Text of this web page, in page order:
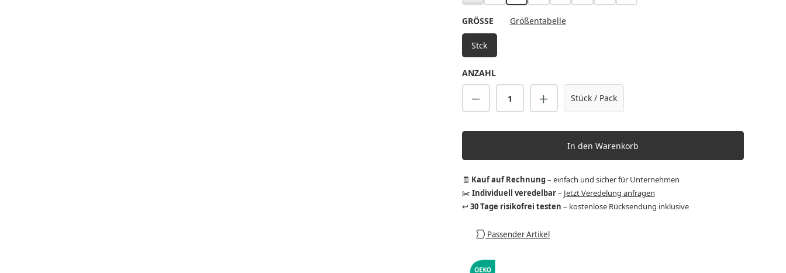
GRÖSSE AUSWÄHLEN
Größentabelle
Stck
ANZAHL
Produkt Anzahl: Gib den gewünschten Wert
Stück / Pack
In den Warenkorb
🧾 Kauf auf Rechnung– einfach und sicher für Unternehmen
✂️ Individuell veredelbar– Jetzt Veredelung anfragen
↩️ 30 Tage risikofrei testen – kostenlose Rücksendung inklusive
Passender Artikel